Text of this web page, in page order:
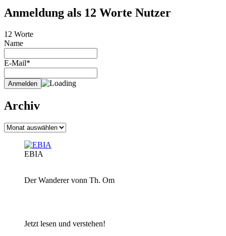
Anmeldung als 12 Worte Nutzer
12 Worte
Name
E-Mail*
Archiv
Archiv
EBIA
Der Wanderer vonn Th. Om
Jetzt lesen und verstehen!